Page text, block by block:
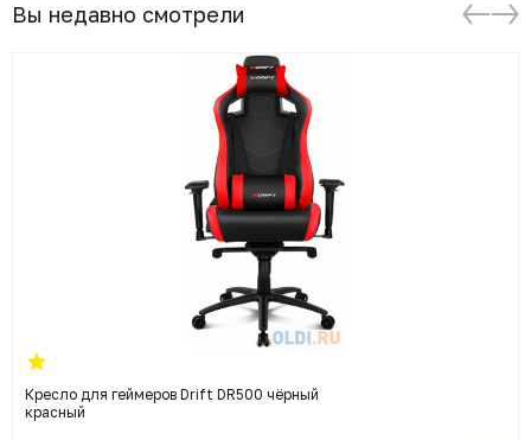
Вы недавно смотрели
Кресло для геймеров Drift DR500 чёрный
красный